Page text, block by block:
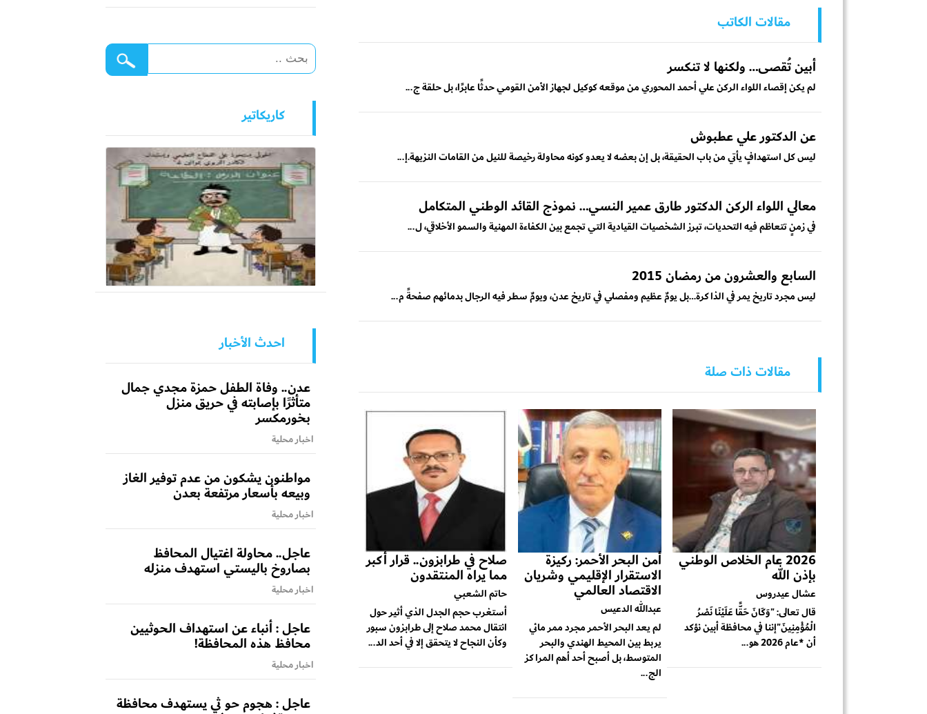
مقالات الكاتب
أبين تُقصى… ولكنها لا تنكسر
لم يكن إقصاء اللواء الركن علي أحمد المحوري من موقعه كوكيل لجهاز الأمن القومي حدثًا عابرًا، بل حلقة ج...
عن الدكتور علي عطبوش
ليس كل استهدافٍ يأتي من باب الحقيقة، بل إن بعضه لا يعدو كونه محاولة رخيصة للنيل من القامات النزيهة.إ...
معالي اللواء الركن الدكتور طارق عمير النسي… نموذج القائد الوطني المتكامل
في زمنٍ تتعاظم فيه التحديات، تبرز الشخصيات القيادية التي تجمع بين الكفاءة المهنية والسمو الأخلاقي، ل...
السابع والعشرون من رمضان 2015
ليس مجرد تاريخ يمر في الذاكرة…بل يومٌ عظيم ومفصلي في تاريخ عدن، ويومٌ سطر فيه الرجال بدمائهم صفحةً م...
مقالات ذات صلة
2026 عام الخلاص الوطني
بإذن الله
عشال عيدروس
قال تعالى: "وَكَانَ حَقًّا عَلَيْنَا نَصْرُ
الْمُؤْمِنِينَ"إننا في محافظة أبين نؤكد
أن *عام 2026 هو...
أمن البحر الأحمر: ركيزة
الاستقرار الإقليمي وشريان
الاقتصاد العالمي
عبدالله الدعيس
لم يعد البحر الأحمر مجرد ممر مائي
يربط بين المحيط الهندي والبحر
المتوسط، بل أصبح أحد أهم المراكز
الج...
صلاح في طرابزون.. قرار أكبر
مما يراه المنتقدون
حاتم الشعبي
أستغرب حجم الجدل الذي أثير حول
انتقال محمد صلاح إلى طرابزون سبور
وكأن النجاح لا يتحقق إلا في أحد الد...
كاريكاتير
احدث الأخبار
عدن.. وفاة الطفل حمزة مجدي جمال
متأثرًا بإصابته في حريق منزل
بخورمكسر
اخبار محلية
مواطنون يشكون من عدم توفير الغاز
وبيعه بأسعار مرتفعة بعدن
اخبار محلية
عاجل.. محاولة اغتيال المحافظ
بصاروخ باليستي استهدف منزله
اخبار محلية
عاجل : أنباء عن استهداف الحوثيين
محافظ هذه المحافظة!
اخبار محلية
عاجل : هجوم حو ثي يستهدف محافظة